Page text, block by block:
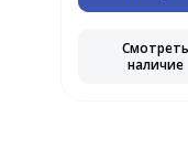
Смотреть
наличие